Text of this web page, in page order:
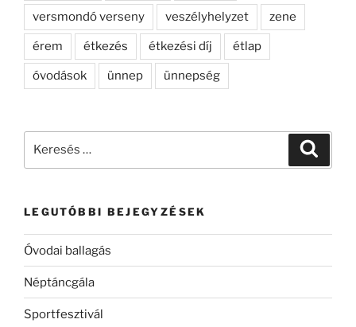
versmondó verseny veszélyhelyzet zene
érem étkezés étkezési díj étlap
óvodások ünnep ünnepség
LEGUTÓBBI BEJEGYZÉSEK
Óvodai ballagás
Néptáncgála
Sportfesztivál